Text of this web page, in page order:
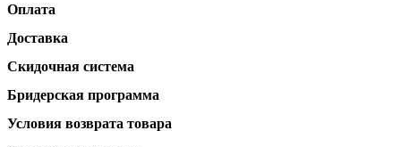
Оплата
Доставка
Скидочная система
Бридерская программа
Условия возврата товара